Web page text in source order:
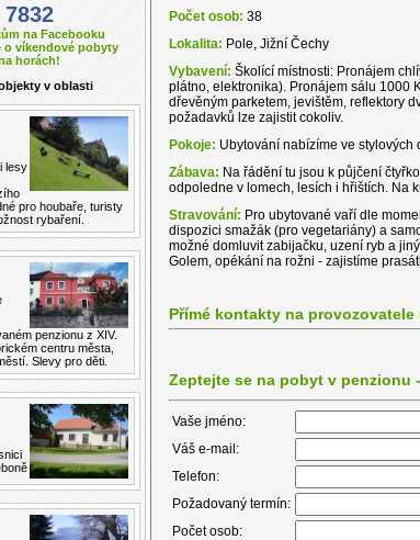
7832
na Facebooku
o víkendové pobyty
horách!
v oblasti
lesy
pro houbaře, turisty
rybaření.
penzionu z XIV.
centru města,
Slevy pro děti.
Počet osob: 38
Lokalita: Pole, Jižní Čechy
Vybavení: Školící místnosti: Pronájem
plátno, elektronika). Pronájem sálu 1000
dřevěným parketem, jevištěm, reflektory
požadavků lze zajistit cokoliv.
Pokoje: Ubytování nabízíme ve stylových
Zábava: Na řádění tu jsou k půjčení
odpoledne v lomech, lesích i hřištích. Na
Stravování: Pro ubytované vaří dle
dispozici smažák (pro vegetariány) a
možné domluvit zabijačku, uzení ryb a
Golem, opékání na rožni - zajistíme
Přímé kontakty na
Zeptejte se na pobyt v penzionu
Vaše jméno:
Váš e-mail:
Telefon:
Požadovaný termín:
Počet osob: